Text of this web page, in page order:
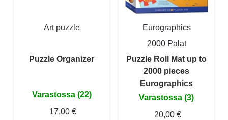
Art puzzle
Puzzle Organizer
Varastossa (22)
17,00 €
Eurographics
2000 Palat
Puzzle Roll Mat up to
2000 pieces
Eurographics
Varastossa (3)
20,00 €